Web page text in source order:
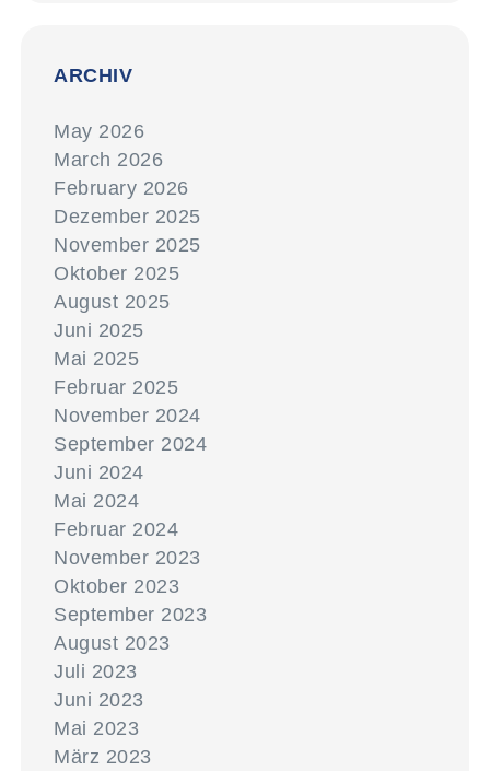
ARCHIV
May 2026
March 2026
February 2026
Dezember 2025
November 2025
Oktober 2025
August 2025
Juni 2025
Mai 2025
Februar 2025
November 2024
September 2024
Juni 2024
Mai 2024
Februar 2024
November 2023
Oktober 2023
September 2023
August 2023
Juli 2023
Juni 2023
Mai 2023
März 2023